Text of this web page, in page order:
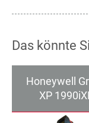
Das könnte
Honeywell
XP